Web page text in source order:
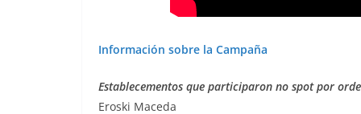
Información sobre la Campaña
Establecementos que participaron no spot por
Eroski Maceda